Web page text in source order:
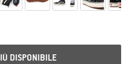
DISPONIBILE